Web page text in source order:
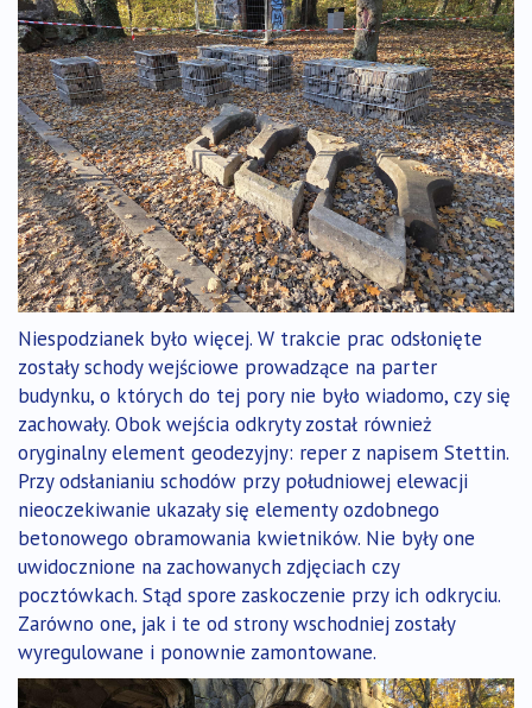
Niespodzianek było więcej. W trakcie prac odsłonięte
zostały schody wejściowe prowadzące na parter
budynku, o których do tej pory nie było wiadomo, czy się
zachowały. Obok wejścia odkryty został również
oryginalny element geodezyjny: reper z napisem Stettin.
Przy odsłanianiu schodów przy południowej elewacji
nieoczekiwanie ukazały się elementy ozdobnego
betonowego obramowania kwietników. Nie były one
uwidocznione na zachowanych zdjęciach czy
pocztówkach. Stąd spore zaskoczenie przy ich odkryciu.
Zarówno one, jak i te od strony wschodniej zostały
wyregulowane i ponownie zamontowane.